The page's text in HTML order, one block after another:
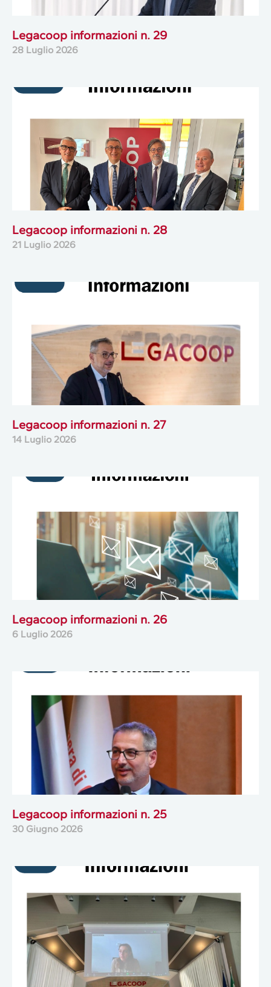
Legacoop informazioni n. 29
28 Luglio 2026
Legacoop informazioni n. 28
21 Luglio 2026
Legacoop informazioni n. 27
14 Luglio 2026
Legacoop informazioni n. 26
6 Luglio 2026
Legacoop informazioni n. 25
30 Giugno 2026